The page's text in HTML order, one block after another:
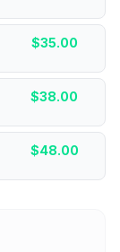
$35.00
$38.00
$48.00